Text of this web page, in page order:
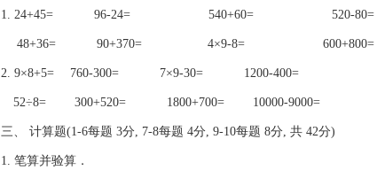
1. 24+45= 96-24= 540+60= 520-80=
48+36= 90+370= 4×9-8= 600+800=
2. 9×8+5= 760-300= 7×9-30= 1200-400=
52÷8= 300+520= 1800+700= 10000-9000=
三、 计算题(1-6每题 3分, 7-8每题 4分, 9-10每题 8分, 共 42分)
1. 笔算并验算．